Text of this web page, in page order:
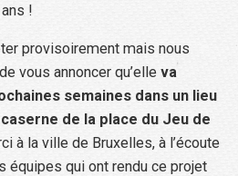
!
provisoirement mais nous
vous annoncer qu’elle va
semaines dans un lieu
de la place du Jeu de
à la ville de Bruxelles, à l’écoute
équipes qui ont rendu ce projet